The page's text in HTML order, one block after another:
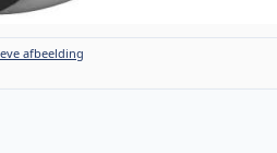
afbeelding